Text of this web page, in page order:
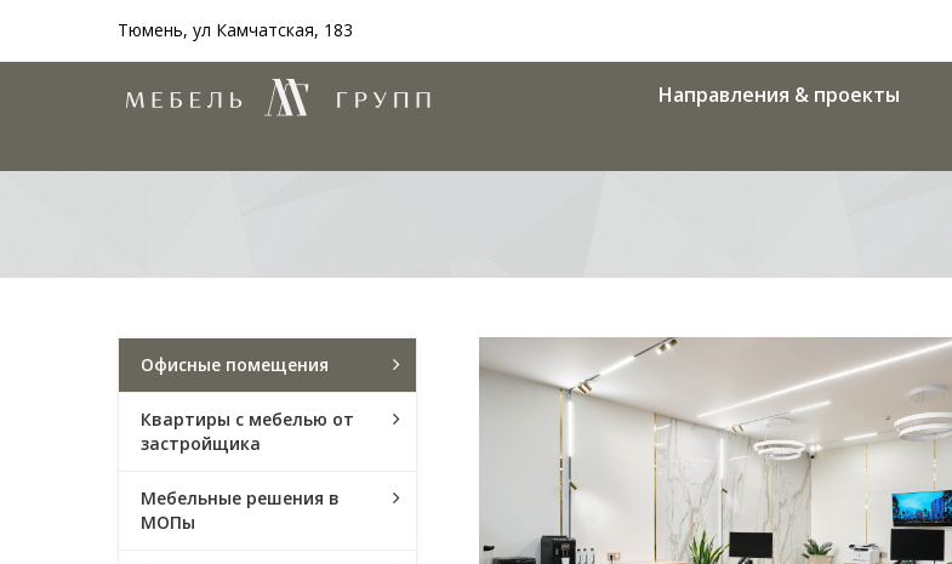
Тюмень, ул Камчатская, 183
Направления & проекты
Офисные помещения
Квартиры с мебелью от
застройщика
Мебельные решения в
МОПы